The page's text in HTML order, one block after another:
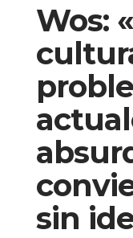
Wos:
sin